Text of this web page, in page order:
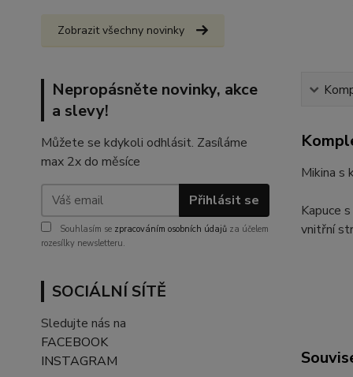
Zobrazit všechny novinky
Nepropásněte novinky, akce
a slevy!
Můžete se kdykoli odhlásit. Zasíláme
max 2x do měsíce
Přihlásit se
Souhlasím se zpracováním osobních údajů za účelem
rozesílky newsletteru.
SOCIÁLNÍ SÍTĚ
Sledujte nás na
FACEBOOK
INSTAGRAM
Mikina s
Kapuce
vnitřní